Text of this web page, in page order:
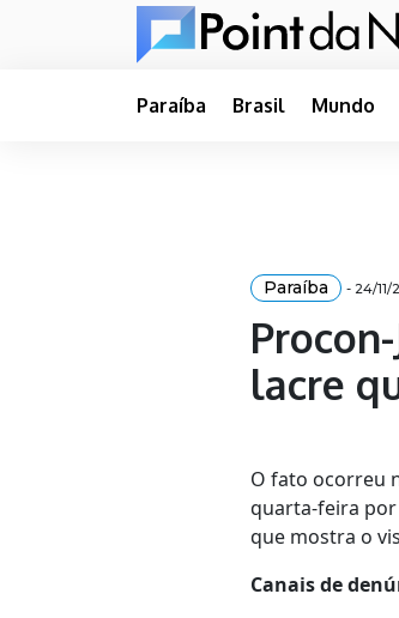
Paraíba Brasil Mundo
Paraíba - 24/11/
lacre
O fato ocorreu
quarta-feira
que mostra o
Canais de